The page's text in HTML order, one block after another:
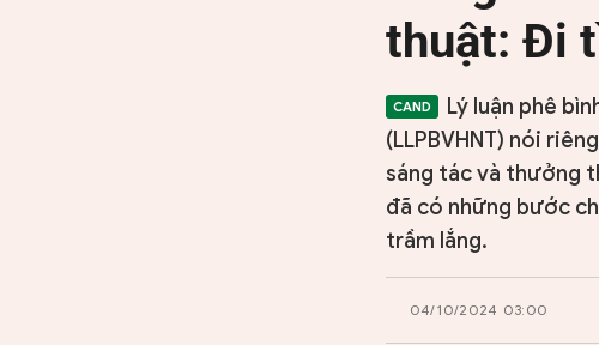
thuật: Đi
Lý luận phê
(LLPBVHNT) nói
sáng tác và thưởng
đã có những bước
trầm lắng.
04/10/2024 03:00